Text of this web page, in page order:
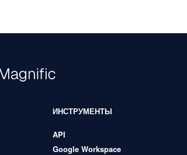
ИНСТРУМЕНТЫ
API
Google Workspace